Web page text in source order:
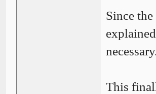
Since
This